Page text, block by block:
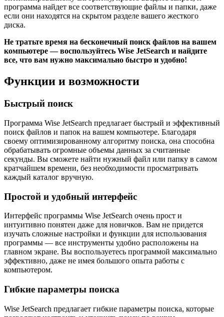
программа найдет все соответствующие файлы и папки, даже
если они находятся на скрытом разделе вашего жесткого
диска.
Не тратьте время на бесконечный поиск файлов на вашем
компьютере — воспользуйтесь Wise JetSearch и найдите
все, что вам нужно максимально быстро и удобно!
Функции и возможности
Быстрый поиск
Программа Wise JetSearch предлагает быстрый и эффективный
поиск файлов и папок на вашем компьютере. Благодаря
своему оптимизированному алгоритму поиска, она способна
обрабатывать огромные объемы данных за считанные
секунды. Вы сможете найти нужный файл или папку в самом
кратчайшем времени, без необходимости просматривать
каждый каталог вручную.
Простой и удобный интерфейс
Интерфейс программы Wise JetSearch очень прост и
интуитивно понятен даже для новичков. Вам не придется
изучать сложные настройки и функции для использования
программы — все инструменты удобно расположены на
главном экране. Вы воспользуетесь программой максимально
эффективно, даже не имея большого опыта работы с
компьютером.
Гибкие параметры поиска
Wise JetSearch предлагает гибкие параметры поиска, которые